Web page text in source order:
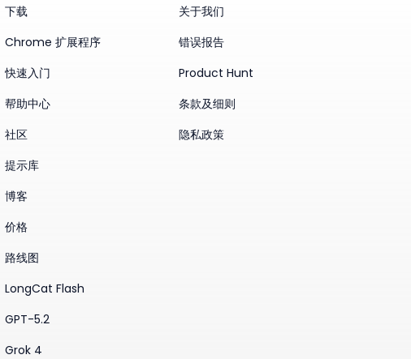
下载
Chrome 扩展程序
快速入门
帮助中心
社区
提示库
博客
价格
路线图
LongCat Flash
GPT-5.2
Grok 4
关于我们
错误报告
Product Hunt
条款及细则
隐私政策